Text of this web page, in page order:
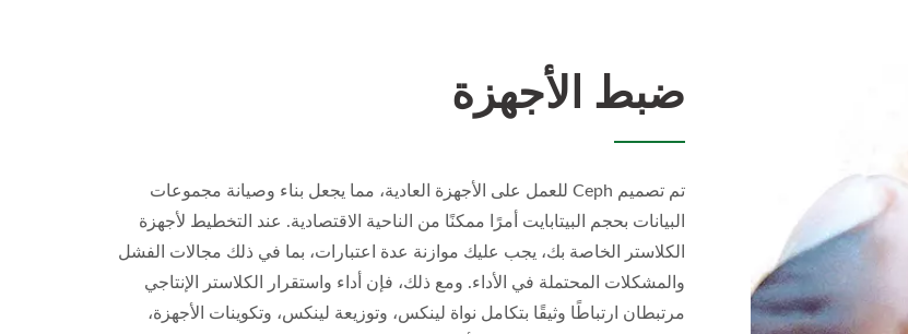
ضبط الأجهزة
تم تصميم Ceph للعمل على الأجهزة العادية، مما يجعل بناء وصيانة مجموعات
البيانات بحجم البيتابايت أمرًا ممكنًا من الناحية الاقتصادية. عند التخطيط لأجهزة
الكلاستر الخاصة بك، يجب عليك موازنة عدة اعتبارات، بما في ذلك مجالات الفشل
والمشكلات المحتملة في الأداء. ومع ذلك، فإن أداء واستقرار الكلاستر الإنتاجي
مرتبطان ارتباطًا وثيقًا بتكامل نواة لينكس، وتوزيعة لينكس، وتكوينات الأجهزة،